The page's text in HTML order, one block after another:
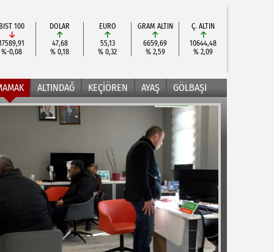
BIST 100
%-0,08
DOLAR
47,68
% 0,18
EURO
55,13
% 0,32
GRAM ALTIN
6659,69
% 2,59
Ç. ALTIN
10644,48
% 2,09
ALTINDAĞ KEÇİÖREN AYAŞ GÖLBAŞI